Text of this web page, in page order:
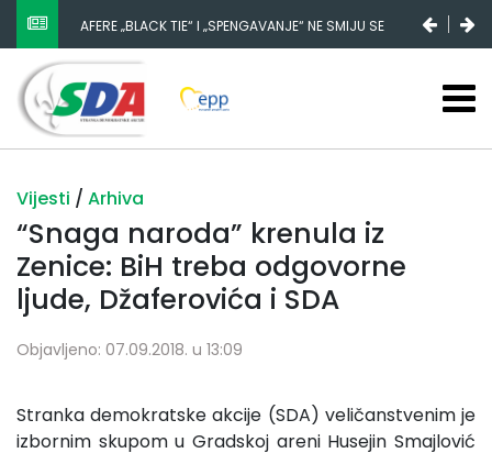
AFERE „BLACK TIE“ I „SPENGAVANJE“ NE SMIJU SE
ZATAŠKATI
Vijesti / Arhiva
“Snaga naroda” krenula iz
Zenice: BiH treba odgovorne
ljude, Džaferovića i SDA
Objavljeno: 07.09.2018. u 13:09
Stranka demokratske akcije (SDA) veličanstvenim je
izbornim skupom u Gradskoj areni Husejin Smajlović